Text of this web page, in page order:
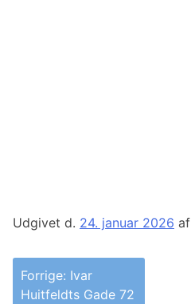
Udgivet d. 24. januar 2026 af
Indlægsnavigation
Forrige: Ivar
Huitfeldts Gade 72